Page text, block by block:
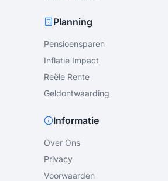
Planning
Pensioensparen
Inflatie Impact
Reële Rente
Geldontwaarding
Informatie
Over Ons
Privacy
Voorwaarden